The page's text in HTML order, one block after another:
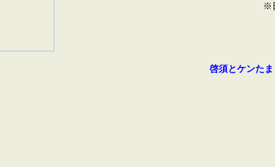
※
啓須とケンたま